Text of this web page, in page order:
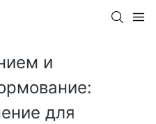
и
для